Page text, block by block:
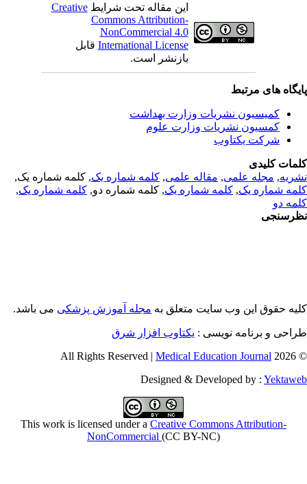
این مقاله تحت شرایطCreative
Commons Attribution-
NonCommercial 4.0
International Licenseقابل
بازنشر است.
های مرتبط
کمیسیون نشریات وزارت بهداشت
کمسیون نشریات وزارت علوم
شرکت یکتاوب
کلیدی
,مجله علمی, مقاله علمی, کلمه شماره یک, کلمه شماره یک,
شماره یک,کلمه شماره یک, کلمه شماره دو,کلمه شماره یک,
دو
حقوق این وب سایت متعلق بهمجله آموزش پزشکیمی باشد.
و برنامه نویسی : یکتاوب افزار شرق
©
Medical Education Journal
Designed & Developed by :
This work is licensed under aCreative Commons Attribution-
NonCommercial(CC BY-NC)